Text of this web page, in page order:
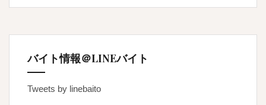
バイト情報＠LINEバイト
Tweets by linebaito